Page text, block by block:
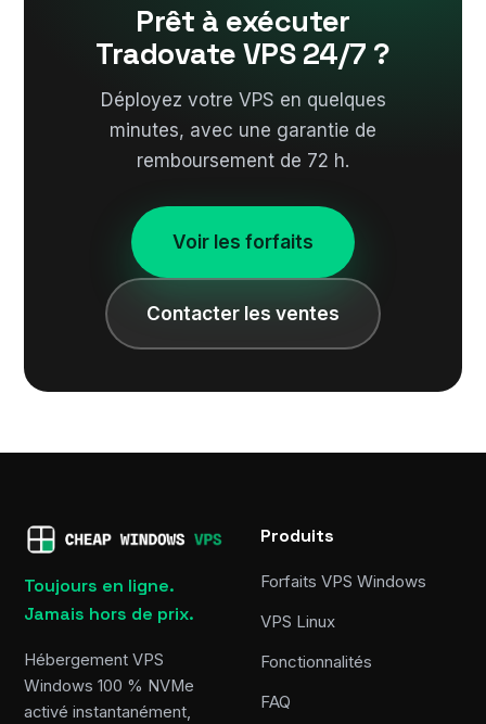
Prêt à exécuter
Tradovate VPS 24/7 ?
Déployez votre VPS en quelques
minutes, avec une garantie de
remboursement de 72 h.
Voir les forfaits
Contacter les ventes
Toujours en ligne.
Jamais hors de prix.
Hébergement VPS
Windows 100 % NVMe
activé instantanément,
Produits
Forfaits VPS Windows
VPS Linux
Fonctionnalités
FAQ